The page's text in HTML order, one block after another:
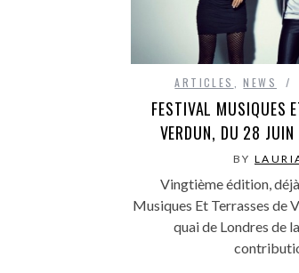
ARTICLES ,NEWS
FESTIVAL MUSIQUES
VERDUN, DU 28
BY
Vingtième édition,
Musiques Et Terrasses de
quai de Londres de